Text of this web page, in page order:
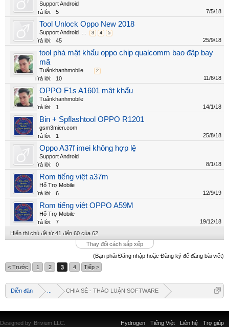
Support Android
Trả lời:
5 7/5/18
Tool Unlock Oppo New 2018
Support Android ... 3 4 5
Trả lời: 45 25/9/18
tool phá mật khẩu oppo chip qualcomm bao đập bay
mã
Tuấnkhanhmobile ... 2
Trả lời: 10 11/6/18
OPPO F1s A1601 mật khẩu
Tuấnkhanhmobile
Trả lời:
1 14/1/18
Bin + Spflashtool OPPO R1201
gsm3mien.com
Trả lời:
1 25/8/18
Oppo A37f imei không hợp lệ
Support Android
Trả lời:
0 8/1/18
Rom tiếng việt a37m
Hổ Trợ Mobile
Trả lời:
6 12/9/19
Rom tiếng việt OPPO A59M
Hổ Trợ Mobile
Trả lời:
7
19/12/18
Hiển thị chủ đề từ 41 đến 60 của 62
Thay đổi cách sắp xếp
(Bạn phải Đăng nhập hoặc Đăng ký để đăng bài viết)
< Trước
1 2 3 4 Tiếp >
Diễn đàn CHIA SẺ - THẢO LUẬN SOFTWARE
Liên hệ Trợ giúp
Hydrogen Tiếng Việt
Designed by Brivium LLC.